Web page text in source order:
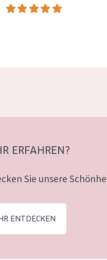
ERFAHREN?
Sie unsere
ENTDECKEN